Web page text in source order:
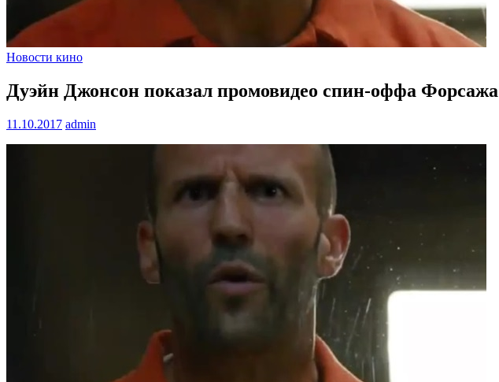
Новости кино
Дуэйн Джонсон показал промовидео спин-оффа Форсажа
11.10.2017 admin